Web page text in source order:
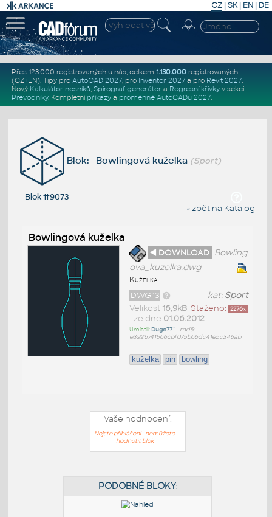
CZ | SK| EN | DE
Přes 123.000 registrovaných u nás, celkem 1.130.000registrovaných
(CZ+EN). Tipy pro AutoCAD 2027, pro Inventor 2027a pro Revit 2027.
Nový Kalkulátor nosníků, Spirograf generátor a Regresní křivkyv sekci
Převodníky. Kompletní příkazya proměnné AutoCADu 2027.
Blok: Bowlingová kuželka (Sport)
Blok #9073
« zpět na Katalog
Bowlingová kuželka
◄ DOWNLOAD Bowling
ova_kuzelka.dwg
Kuželka
kat:Sport
DWG13
Staženo: 2276x
Velikost 16,9kB
• ze dne 01.06.2012
Umístil: Duge77^ • md5:
e3926741566cbf075b66dc41e5c346ab
kuželka pin bowling
Vaše hodnocení:
Nejste přihlášeni - nemůžete
hodnotit blok